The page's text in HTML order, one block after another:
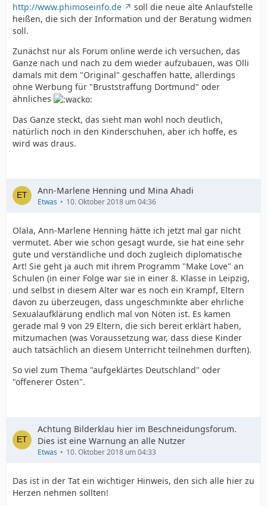
http://www.phimoseinfo.de
soll die neue alte Anlaufstelle
heißen, die sich der Information und der Beratung widmen
soll.
Zunächst nur als Forum online werde ich versuchen, das
Ganze nach und nach zu dem wieder aufzubauen, was Olli
damals mit dem "Original" geschaffen hatte, allerdings
ohne Werbung für "Bruststraffung Dortmund" oder
ähnliches
Das Ganze steckt, das sieht man wohl noch deutlich,
natürlich noch in den Kinderschuhen, aber ich hoffe, es
wird was draus.
Ann-Marlene Henning und Mina Ahadi
Etwas 10. Oktober 2018 um 04:36
Olala, Ann-Marlene Henning hätte ich jetzt mal gar nicht
vermutet. Aber wie schon gesagt wurde, sie hat eine sehr
gute und verständliche und doch zugleich diplomatische
Art! Sie geht ja auch mit ihrem Programm "Make Love" an
Schulen (in einer Folge war sie in einer 8. Klasse in Leipzig,
und selbst in diesem Alter war es noch ein Krampf, Eltern
davon zu überzeugen, dass ungeschminkte aber ehrliche
Sexualaufklärung endlich mal von Nöten ist. Es kamen
gerade mal 9 von 29 Eltern, die sich bereit erklärt haben,
mitzumachen (was Voraussetzung war, dass diese Kinder
auch tatsächlich an diesem Unterricht teilnehmen durften).
So viel zum Thema "aufgeklärtes Deutschland" oder
"offenerer Osten".
Achtung Bilderklau hier im Beschneidungsforum.
Dies ist eine Warnung an alle Nutzer
Etwas 10. Oktober 2018 um 04:33
Das ist in der Tat ein wichtiger Hinweis, den sich alle hier zu
Herzen nehmen sollten!